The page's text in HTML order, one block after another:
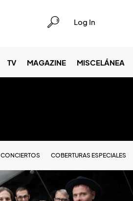
Log In
TV MAGAZINE MISCELÁNEA
CONCIERTOS COBERTURAS ESPECIALES